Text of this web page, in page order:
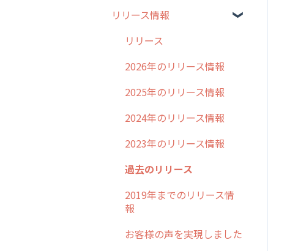
外廻り営業
清掃
不動産
過去の重要なお知らせ
障害情報
リリース情報
リリース
2026年のリリース情報
2025年のリリース情報
2024年のリリース情報
2023年のリリース情報
過去のリリース
2019年までのリリース情
報
お客様の声を実現しました